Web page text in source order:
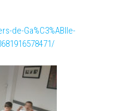
de-Ga%C3%ABlle-